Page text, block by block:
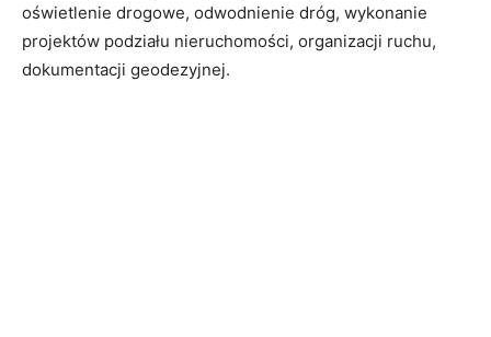
oświetlenie drogowe, odwodnienie dróg, wykonanie
projektów podziału nieruchomości, organizacji ruchu,
dokumentacji geodezyjnej.